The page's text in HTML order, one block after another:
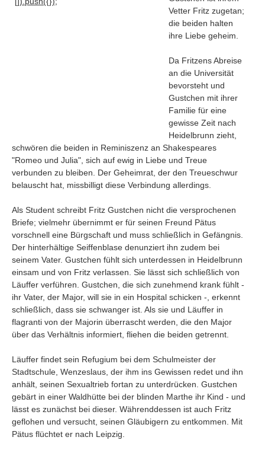
Suchen
Kontaktieren
Letzte Beiträge
Aktive Forenbeiträge
Dies ist das Forum um neue Funktionen und Information zu Wünschen
Regeln (Bitte vor dem posten lesen)
Regeln (Bitte vor dem posten lesen)
Vetter Fritz zugetan;
die beiden halten
ihre Liebe geheim.
Da Fritzens Abreise
an die Universität
bevorsteht und
Gustchen mit ihrer
Familie für eine
gewisse Zeit nach
Heidelbrunn zieht,
schwören die beiden in Reminiszenz an Shakespeares
"Romeo und Julia", sich auf ewig in Liebe und Treue
verbunden zu bleiben. Der Geheimrat, der den Treueschwur
belauscht hat, missbilligt diese Verbindung allerdings.
Als Student schreibt Fritz Gustchen nicht die versprochenen
Briefe; vielmehr übernimmt er für seinen Freund Pätus
vorschnell eine Bürgschaft und muss schließlich in Gefängnis.
Der hinterhältige Seiffenblase denunziert ihn zudem bei
seinem Vater. Gustchen fühlt sich unterdessen in Heidelbrunn
einsam und von Fritz verlassen. Sie lässt sich schließlich von
Läuffer verführen. Gustchen, die sich zunehmend krank fühlt -
ihr Vater, der Major, will sie in ein Hospital schicken -, erkennt
schließlich, dass sie schwanger ist. Als sie und Läuffer in
flagranti von der Majorin überrascht werden, die den Major
über das Verhältnis informiert, fliehen die beiden getrennt.
Läuffer findet sein Refugium bei dem Schulmeister der
Stadtschule, Wenzeslaus, der ihm ins Gewissen redet und ihn
anhält, seinen Sexualtrieb fortan zu unterdrücken. Gustchen
gebärt in einer Waldhütte bei der blinden Marthe ihr Kind - und
lässt es zunächst bei dieser. Währenddessen ist auch Fritz
geflohen und versucht, seinen Gläubigern zu entkommen. Mit
Pätus flüchtet er nach Leipzig.